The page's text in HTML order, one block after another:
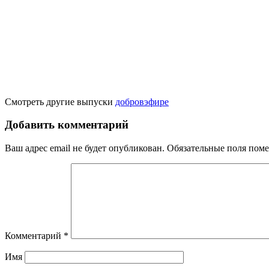
Смотреть другие выпуски добровэфире
Добавить комментарий
Ваш адрес email не будет опубликован. Обязательные поля
Комментарий *
Имя